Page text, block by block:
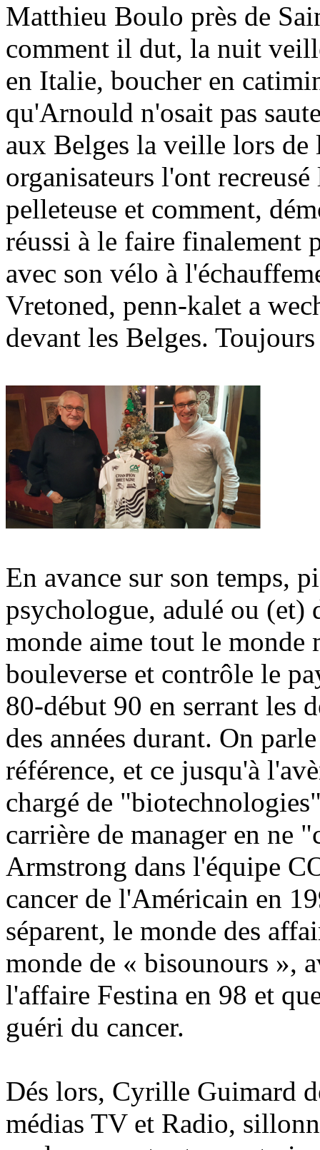
Matthieu Boulo près de
comment il dut, la nuit
en Italie, boucher en
qu'Arnould n'osait pas
aux Belges la veille lors de
organisateurs l'ont
pelleteuse et comment,
réussi à le faire finalement
avec son vélo à
Vretoned, penn-kalet a
devant les Belges.
En avance sur son temps,
psychologue, adulé ou (et)
monde aime tout le monde
bouleverse et contrôle le
80-début 90 en serrant les
des années durant. On
référence, et ce jusqu'à
chargé de
carrière de manager en ne
Armstrong dans l'équipe
cancer de l'Américain en
séparent, le monde des
monde de « bisounours »,
l'affaire Festina en 98 et
guéri du cancer.
Dés lors, Cyrille Guimard
médias TV et Radio,